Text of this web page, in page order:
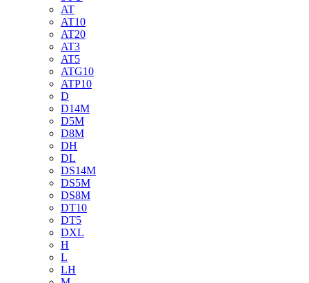
AT
AT10
AT20
AT3
AT5
ATG10
ATP10
D
D14M
D5M
D8M
DH
DL
DS14M
DS5M
DS8M
DT10
DT5
DXL
H
L
LH